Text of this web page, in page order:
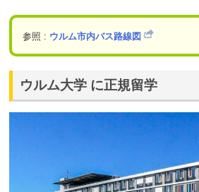
参照 : ウルム市内バス路線図
ウルム大学 に正規留学